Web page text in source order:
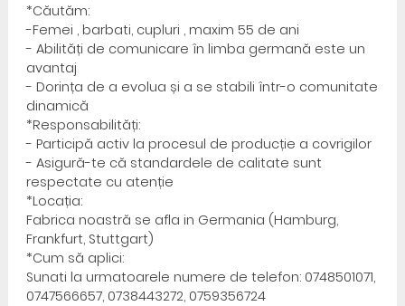
*Căutăm:
-Femei , barbati, cupluri , maxim 55 de ani
- Abilități de comunicare în limba germană este un
avantaj
- Dorința de a evolua și a se stabili într-o comunitate
dinamică
*Responsabilități:
- Participă activ la procesul de producție a covrigilor
- Asigură-te că standardele de calitate sunt
respectate cu atenție
*Locația:
Fabrica noastră se afla in Germania (Hamburg,
Frankfurt, Stuttgart)
*Cum să aplici:
Sunati la urmatoarele numere de telefon: 0748501071,
0747566657, 0738443272, 0759356724